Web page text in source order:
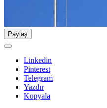
Paylaş
Linkedin
Pinterest
Telegram
Yazdır
Kopyala